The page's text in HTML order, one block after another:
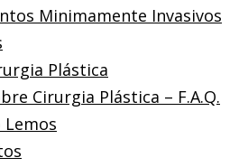
Minimamente Invasivos
Plástica
Cirurgia Plástica – F.A.Q.
Lemos